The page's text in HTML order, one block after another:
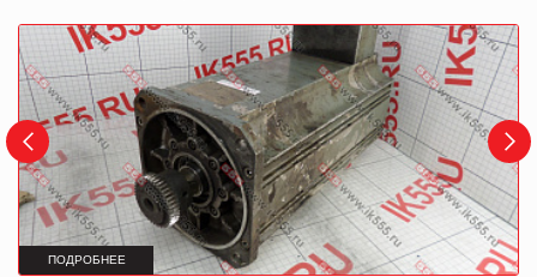
ПОДРОБНЕЕ